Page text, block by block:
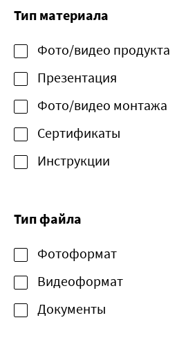
Тип материала
Фото/видео продукта
Презентация
Фото/видео монтажа
Сертификаты
Инструкции
Тип файла
Фотоформат
Видеоформат
Документы